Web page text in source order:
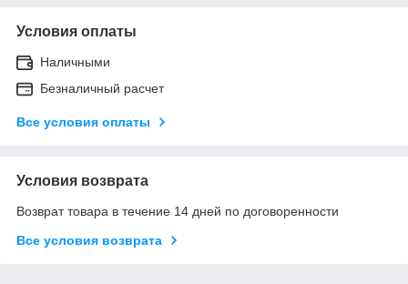
Условия оплаты
Наличными
Безналичный расчет
Все условия оплаты
Условия возврата
Возврат товара в течение 14 дней по договоренности
Все условия возврата